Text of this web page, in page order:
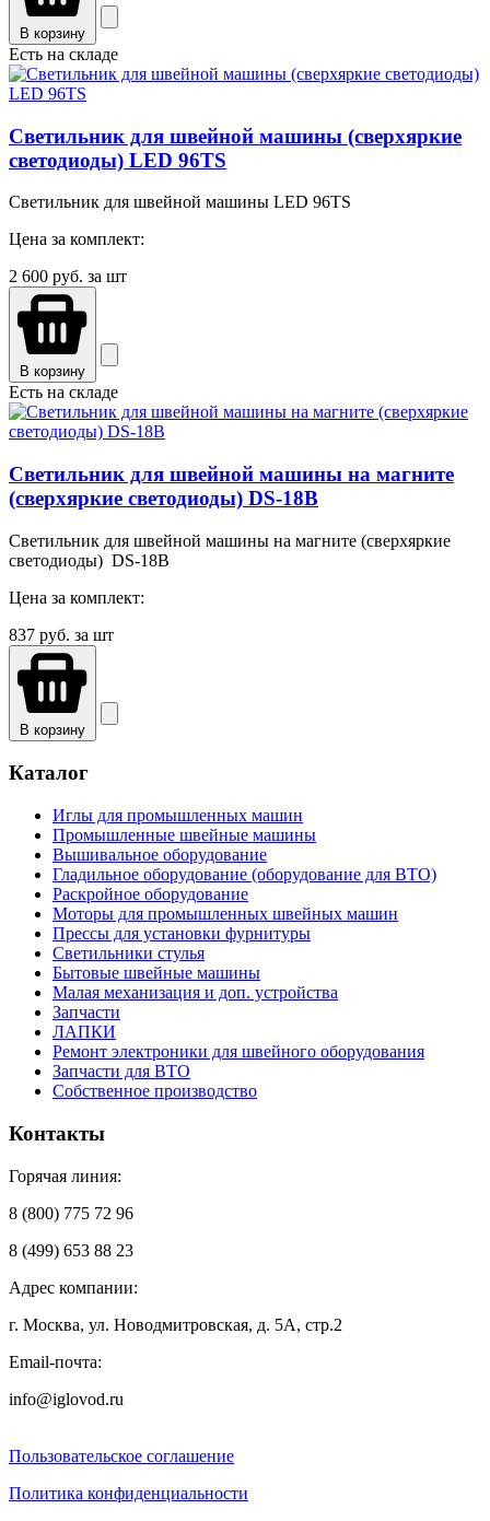
В корзину
Есть на складе
Светильник для швейной машины (сверхяркие
светодиоды) LED 96TS
Светильник для швейной машины LED 96TS
Цена за комплект:
2 600 руб. за шт
В корзину
Есть на складе
Светильник для швейной машины на магните
(сверхяркие светодиоды) DS-18B
Светильник для швейной машины на магните (сверхяркие
светодиоды) DS-18B
Цена за комплект:
837 руб. за шт
В корзину
Каталог
Иглы для промышленных машин
Промышленные швейные машины
Вышивальное оборудование
Гладильное оборудование (оборудование для ВТО)
Раскройное оборудование
Моторы для промышленных швейных машин
Прессы для установки фурнитуры
Светильники стулья
Бытовые швейные машины
Малая механизация и доп. устройства
Запчасти
ЛАПКИ
Ремонт электроники для швейного оборудования
Запчасти для ВТО
Собственное производство
Контакты
Горячая линия:
8 (800) 775 72 96
8 (499) 653 88 23
Адрес компании:
г. Москва, ул. Новодмитровская, д. 5А, стр.2
Email-почта:
info@iglovod.ru
Пользовательское соглашение
Политика конфиденциальности